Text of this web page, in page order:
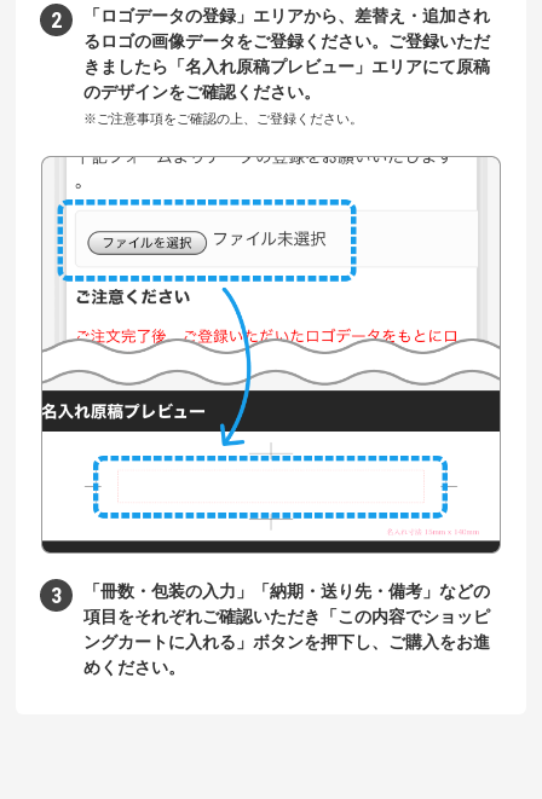
「ロゴデータの登録」エリアから、差替え・追加され
るロゴの画像データをご登録ください。ご登録いただ
きましたら「名入れ原稿プレビュー」エリアにて原稿
のデザインをご確認ください。
※ご注意事項をご確認の上、ご登録ください。
「冊数・包装の入力」「納期・送り先・備考」などの
項目をそれぞれご確認いただき「この内容でショッピ
ングカートに入れる」ボタンを押下し、ご購入をお進
めください。